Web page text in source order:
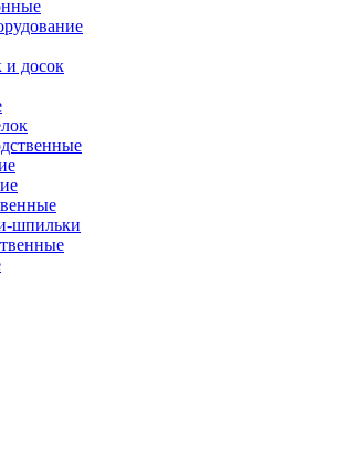
и досок
шпильки